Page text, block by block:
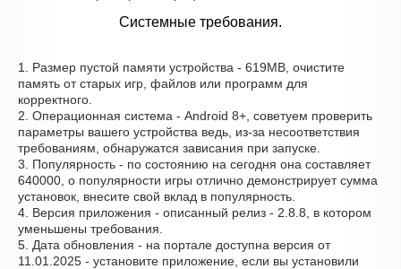
Системные требования.
1. Размер пустой памяти устройства - 619MB, очистите
память от старых игр, файлов или программ для
корректного.
2. Операционная система - Android 8+, советуем проверить
параметры вашего устройства ведь, из-за несоответствия
требованиям, обнаружатся зависания при запуске.
3. Популярность - по состоянию на сегодня она составляет
640000, о популярности игры отлично демонстрирует сумма
установок, внесите свой вклад в популярность.
4. Версия приложения - описанный релиз - 2.8.8, в котором
уменьшены требования.
5. Дата обновления - на портале доступна версия от
11.01.2025 - установите приложение, если вы установили